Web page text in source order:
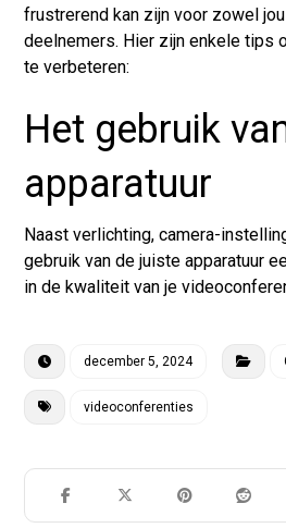
frustrerend kan zijn voor zowel
deelnemers. Hier zijn enkele tips
te verbeteren:
Het gebruik
apparatuur
Naast verlichting, camera-
gebruik van de juiste apparatuur
in de kwaliteit van je
december 5, 2024
videoconferenties